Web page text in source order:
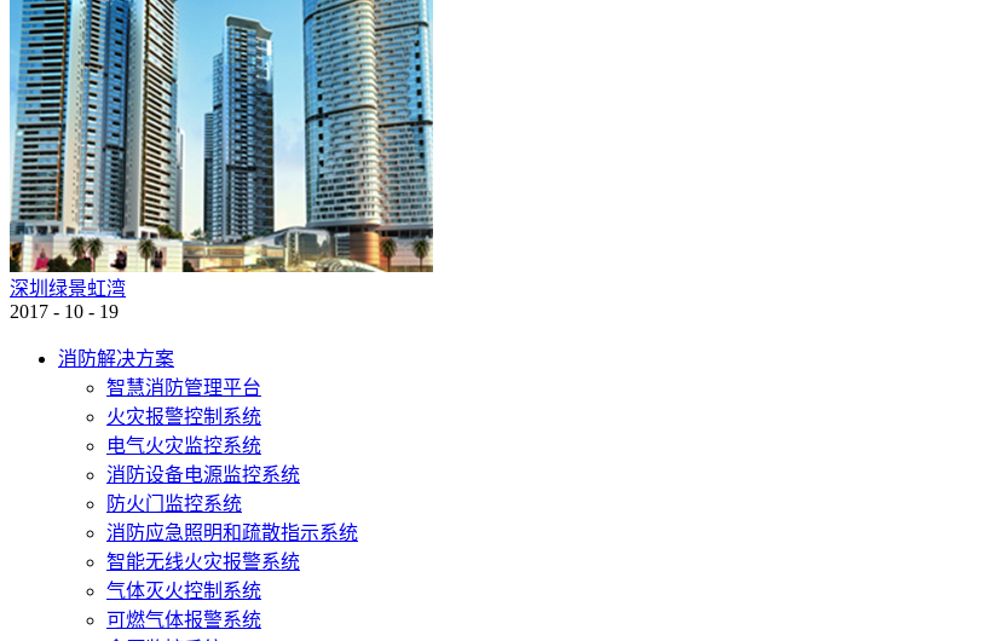
深圳绿景虹湾
2017 - 10 - 19
消防解决方案
智慧消防管理平台
火灾报警控制系统
电气火灾监控系统
消防设备电源监控系统
防火门监控系统
消防应急照明和疏散指示系统
智能无线火灾报警系统
气体灭火控制系统
可燃气体报警系统